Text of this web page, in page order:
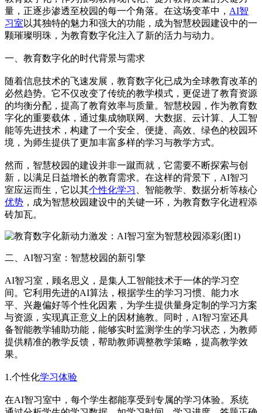
量，正逐步渗透至校园的每一个角落。在这场变革中， AI智
习室 以其独特的魅力和强大的功能，成为智慧校园建设中的一
颗璀璨明珠，为教育数字化注入了新的活力与动力。
一、教育数字化的时代背景与需求
随着信息技术的飞速发展，教育数字化已成为全球教育改革的
必然趋势。它不仅改变了传统的教学模式，更促进了教育资源
的均衡分配，提高了教育效率与质量。智慧校园，作为教育数
字化的重要载体，通过集成物联网、大数据、云计算、人工智
能等先进技术，构建了一个安全、便捷、高效、绿色的校园环
境，为师生提供了更加丰富多样的学习与教学方式。
然而，智慧校园的建设并非一蹴而就，它需要不断探索与创
新，以满足日益增长的教育需求。在这样的背景下，AI智习
室应运而生，它以其个性化学习
、智能教学、数据分析等核心
优势 ，成为智慧校园建设中的关键一环，为教育数字化进程添
砖加瓦。
二、AI智习室：智慧校园的新引擎
AI智习室，顾名思义，是集人工智能技术于一体的学习空
间。它利用先进的AI算法，根据学生的学习习惯、能力水
平、兴趣偏好等个性化因素，为学生提供量身定制的学习方案
与资源，实现真正意义上的因材施教。同时，AI智习室还具
备智能教学辅助功能，能够实时监测学生的学习状态，为教师
提供精准的教学反馈，帮助教师调整教学策略，提高教学效
果。
1.个性化学习体验
在AI智习室中，每个学生都能享受到专属的学习体验。系统